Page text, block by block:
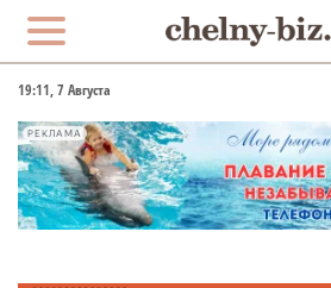
19:11, 7 Августа
РЕКЛАМА